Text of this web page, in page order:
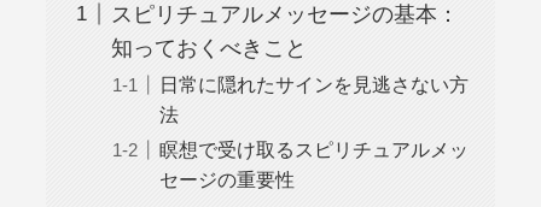
スピリチュアルメッセージの基本：
知っておくべきこと
日常に隠れたサインを見逃さない方
法
瞑想で受け取るスピリチュアルメッ
セージの重要性